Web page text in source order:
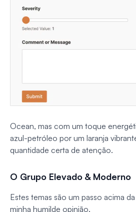
Ocean, mas com um toque
azul-petróleo por um laranja
quantidade certa de atenção.
O Grupo Elevado & Moderno
Estes temas são um passo acima
minha humilde opinião.